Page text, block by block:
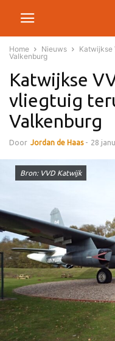
Home Nieuws
Katwijkse
Valkenburg
Katwijkse
vliegtuig
Valkenburg
Door Jordan de Haas - 28
Bron: VVD Katwijk